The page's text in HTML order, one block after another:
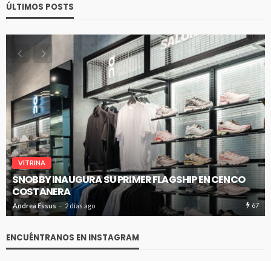
ÚLTIMOS POSTS
VITRINA
SNOBBY INAUGURA SU PRIMER FLAGSHIP EN CENCO
COSTANERA
Andrea Essus 2 días ago 67
ENCUÉNTRANOS EN INSTAGRAM